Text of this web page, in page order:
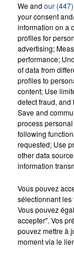
23 juillet 2026
INCENDIE
SON BÉBÉ
Un homme
aspergé sa
d'un liquide
20 juillet 2026
We and our
your consent
information on a
profiles for
advertising;
performance;
of data from
profiles to
content; Use
detect fraud,
Save and
process
following
requested; Use
other data
information
Vous pouvez
sélectionnant les
Vous pouvez
accepter". Vos
pouvez mettre à
moment via le